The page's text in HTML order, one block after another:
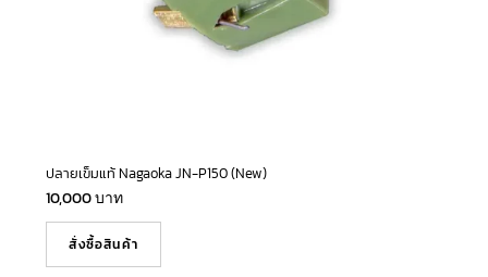
ปลายเข็มแท้ Nagaoka JN-P150 (New)
10,000บาท
สั่งซื้อสินค้า